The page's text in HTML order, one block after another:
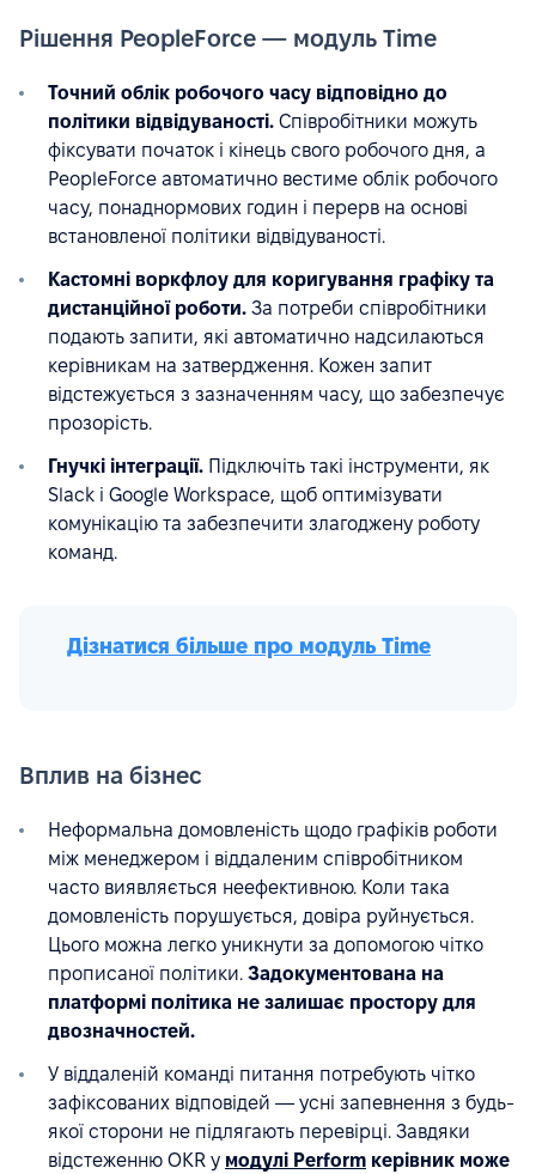
Рішення PeopleForce — модуль Time
Точний облік робочого часу відповідно до
політики відвідуваності. Співробітники можуть
фіксувати початок і кінець свого робочого дня, а
PeopleForce автоматично вестиме облік робочого
часу, понаднормових годин і перерв на основі
встановленої політики відвідуваності.
Кастомні воркфлоу для коригування графіку та
дистанційної роботи. За потреби співробітники
подають запити, які автоматично надсилаються
керівникам на затвердження. Кожен запит
відстежується з зазначенням часу, що забезпечує
прозорість.
Гнучкі інтеграції. Підключіть такі інструменти, як
Slack і Google Workspace, щоб оптимізувати
комунікацію та забезпечити злагоджену роботу
команд.
Дізнатися більше про модуль Time
Вплив на бізнес
Неформальна домовленість щодо графіків роботи
між менеджером і віддаленим співробітником
часто виявляється неефективною. Коли така
домовленість порушується, довіра руйнується.
Цього можна легко уникнути за допомогою чітко
прописаної політики. Задокументована на
платформі політика не залишає простору для
двозначностей.
У віддаленій команді питання потребують чітко
зафіксованих відповідей — усні запевнення з будь-
якої сторони не підлягають перевірці. Завдяки
відстеженню OKR у модулі Perform керівник може